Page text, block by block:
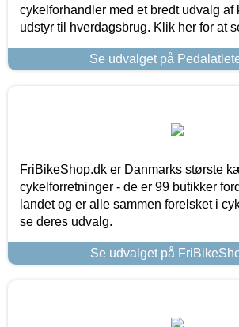
cykelforhandler med et bredt udvalg af
udstyr til hverdagsbrug. Klik her for at
Se udvalget på
FriBikeShop.dk er Danmarks største
cykelforretninger - de er 99 butikker
landet og er alle sammen forelsket i
se deres udvalg.
Se udvalget på